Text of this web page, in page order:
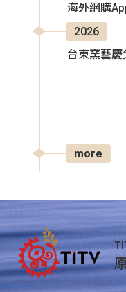
海外網購
2026
台東窯藝
more